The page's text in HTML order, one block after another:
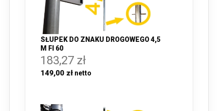
SŁUPEK DO ZNAKU DROGOWEGO 4,5
M FI 60
183,27 zł
149,00 zł